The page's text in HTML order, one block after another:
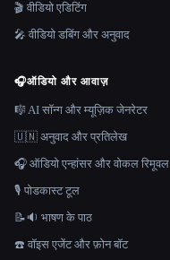
🎬 वीडियो एडिटिंग
🎤 वीडियो डबिंग और अनुवाद
🎧ऑडियो और आवाज़
🎼 AI सॉन्ग और म्यूज़िक जेनरेटर
🇺🇳 अनुवाद और प्रतिलेख
🎧 ऑडियो एन्हांसर और वोकल रिमूवल
🎙️ पोडकास्ट टूल
📝🔉 भाषण के पाठ
☎️ वॉइस एजेंट और फ़ोन बॉट